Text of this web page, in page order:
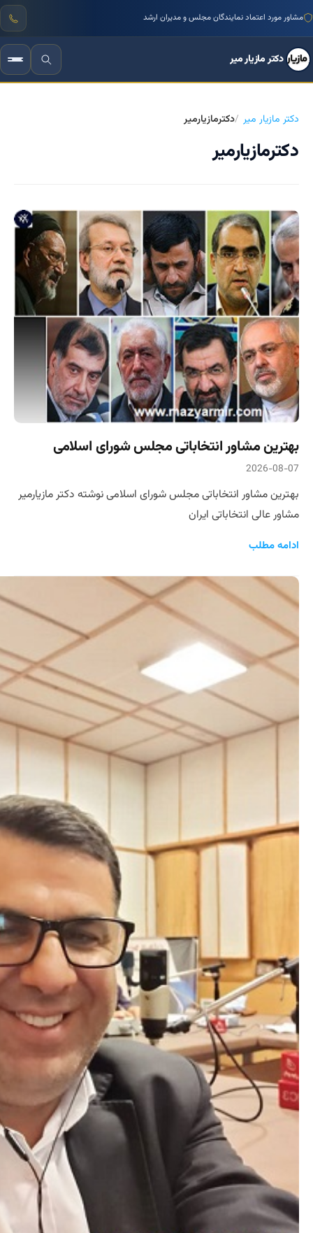
منتور بیش از ۱۰۰۰ کسب‌وکار ایرانی
دکتر مازیار میر
دکتر مازیار میر دکترمازیارمیر
دکترمازیارمیر
بهترین مشاور انتخاباتی مجلس شورای اسلامی
2026-08-07
بهترین مشاور انتخاباتی مجلس شورای اسلامی نوشته دکتر مازیارمیر
مشاور عالی انتخاباتی ایران
ادامه مطلب